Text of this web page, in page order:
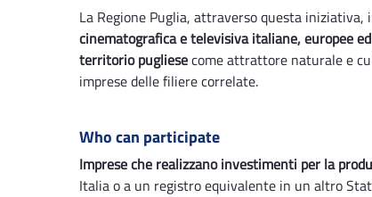
La Regione Puglia, attraverso questa iniziativa,
cinematografica e televisiva italiane, europee
territorio pugliesecome attrattore naturale e
imprese delle filiere correlate.
Who can participate
Imprese che realizzano investimenti per la
Italia o a un registro equivalente in un altro